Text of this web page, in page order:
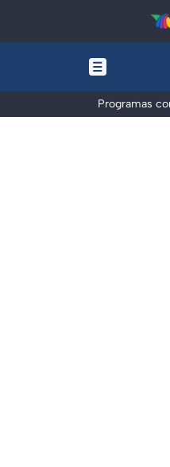
Programas